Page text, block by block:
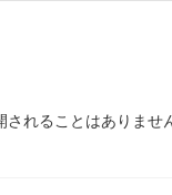
だけ貯まっているかが
ります。年会費が永年
ず長く使い続けられる
ちろん、ネットショッピ
も抜群。スピード感と
れることはありませ